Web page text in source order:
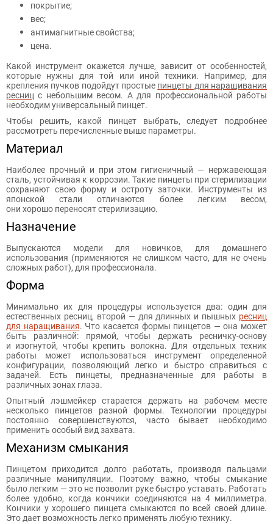
покрытие;
вес;
антимагнитные свойства;
цена.
Какой инструмент окажется лучше, зависит от особенностей,
которые нужны для той или иной техники. Например, для
крепления пучков подойдут простые пинцеты для наращивания
ресниц с небольшим весом. А для профессиональной работы
необходим универсальный пинцет.
Чтобы решить, какой пинцет выбрать, следует подробнее
рассмотреть перечисленные выше параметры.
Материал
Наиболее прочный и при этом гигиеничный — нержавеющая
сталь, устойчивая к коррозии. Такие пинцеты при стерилизации
сохраняют свою форму и остроту заточки. Инструменты из
японской стали отличаются более легким весом,
они хорошо переносят стерилизацию.
Назначение
Выпускаются модели для новичков, для домашнего
использования (применяются не слишком часто, для не очень
сложных работ), для профессионала.
Форма
Минимально их для процедуры используется два: один для
естественных ресниц, второй — для длинных и пышных ресниц
для наращивания. Что касается формы пинцетов — она может
быть различной: прямой, чтобы держать ресничку-основу
и изогнутой, чтобы крепить волокна. Для отдельных техник
работы может использоваться инструмент определенной
конфигурации, позволяющий легко и быстро справиться с
задачей. Есть пинцеты, предназначенные для работы в
различных зонах глаза.
Опытный лэшмейкер старается держать на рабочем месте
несколько пинцетов разной формы. Технологии процедуры
постоянно совершенствуются, часто бывает необходимо
применить особый вид захвата.
Механизм смыкания
Пинцетом приходится долго работать, производя пальцами
различные манипуляции. Поэтому важно, чтобы смыкание
было легким — это не позволит руке быстро уставать. Работать
более удобно, когда кончики соединяются на 4 миллиметра.
Кончики у хорошего пинцета смыкаются по всей своей длине.
Это дает возможность легко применять любую технику.